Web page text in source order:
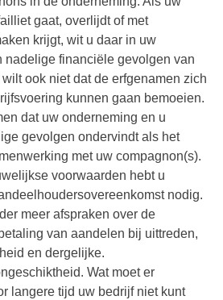
gaat, overlijdt of met
krijgt, wit u daar in uw
nadelige financiële gevolgen van
ook niet dat de erfgenamen zich
kunnen gaan bemoeien.
dat uw onderneming en u
gevolgen ondervindt als het
met uw compagnon(s).
voorwaarden hebt u
nodig.
meer afspraken over de
van aandelen bij uittreden,
en dergelijke.
Wat moet er
langere tijd uw bedrijf niet kunt